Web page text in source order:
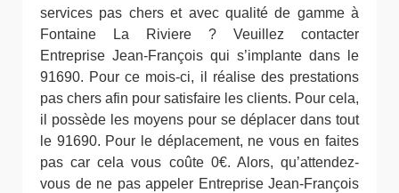
services pas chers et avec qualité de gamme à
Fontaine La Riviere ? Veuillez contacter
Entreprise Jean-François qui s’implante dans le
91690. Pour ce mois-ci, il réalise des prestations
pas chers afin pour satisfaire les clients. Pour cela,
il possède les moyens pour se déplacer dans tout
le 91690. Pour le déplacement, ne vous en faites
pas car cela vous coûte 0€. Alors, qu’attendez-
vous de ne pas appeler Entreprise Jean-François